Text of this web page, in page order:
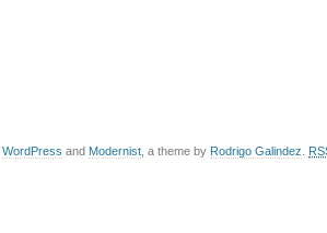
WordPress and Modernist , a theme by Rodrigo Galindez